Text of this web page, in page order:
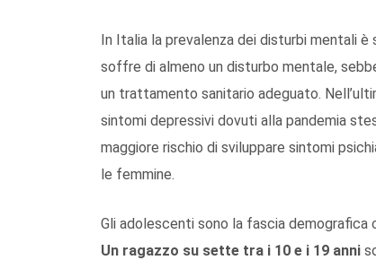
In Italia la prevalenza dei disturbi mentali è
soffre di almeno un disturbo mentale,
un trattamento sanitario adeguato.
sintomi depressivi dovuti alla pandemia
maggiore rischio di sviluppare sintomi
le femmine.
Gli adolescenti sono la fascia
Un ragazzo su sette tra i 10 e i 19 anni